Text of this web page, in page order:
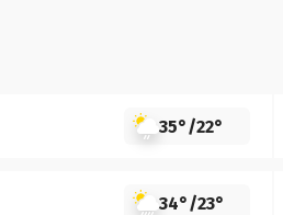
35°/22°
34°/23°